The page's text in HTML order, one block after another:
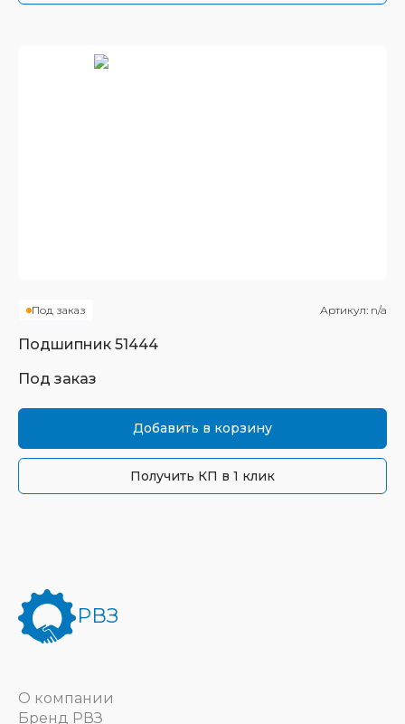
Под заказ Артикул: n/a
Подшипник 51444
Под заказ
Добавить в корзину
Получить КП в 1 клик
РВЗ
О компании
Бренд РВЗ